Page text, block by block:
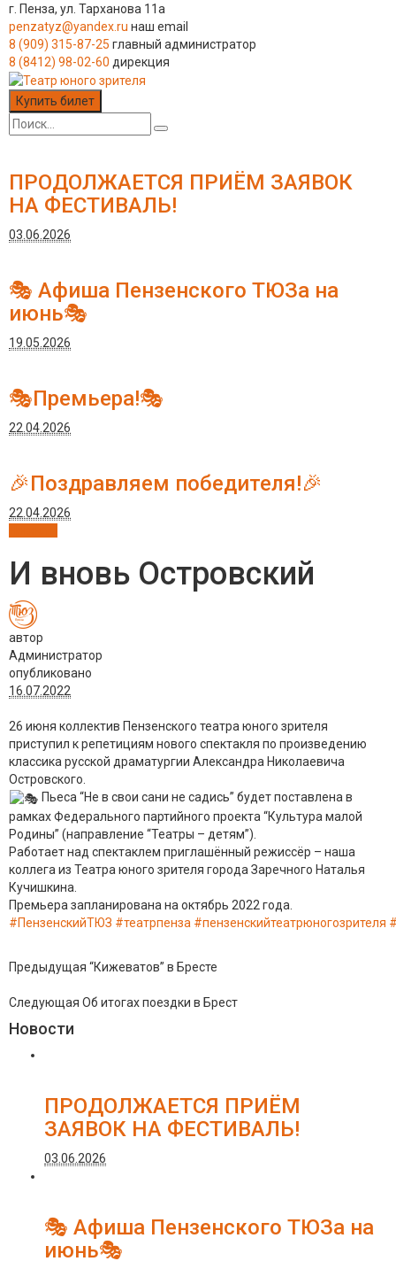
г. Пенза, ул. Тарханова 11а
penzatyz@yandex.ru наш email
8 (909) 315-87-25 главный администратор
8 (8412) 98-02-60 дирекция
Купить билет
ПРОДОЛЖАЕТСЯ ПРИЁМ ЗАЯВОК
НА ФЕСТИВАЛЬ!
03.06.2026
🎭 Афиша Пензенского ТЮЗа на
июнь🎭
19.05.2026
🎭Премьера!🎭
22.04.2026
🎉Поздравляем победителя!🎉
22.04.2026
И вновь Островский
автор
Администратор
опубликовано
16.07.2022
26 июня коллектив Пензенского театра юного зрителя
приступил к репетициям нового спектакля по произведению
классика русской драматургии Александра Николаевича
Островского.
Пьеса “Не в свои сани не садись” будет поставлена в
рамках Федерального партийного проекта “Культура малой
Родины” (направление “Театры – детям”).
Работает над спектаклем приглашённый режиссёр – наша
коллега из Театра юного зрителя города Заречного Наталья
Кучишкина.
Премьера запланирована на октябрь 2022 года.
#ПензенскийТЮЗ #театрпенза #пензенскийтеатрюногозрителя
Предыдущая “Кижеватов” в Бресте
Следующая Об итогах поездки в Брест
Новости
ПРОДОЛЖАЕТСЯ ПРИЁМ
ЗАЯВОК НА ФЕСТИВАЛЬ!
03.06.2026
🎭 Афиша Пензенского ТЮЗа на
июнь🎭